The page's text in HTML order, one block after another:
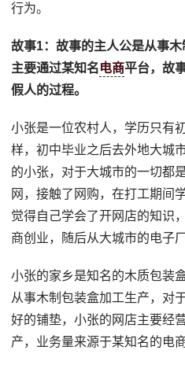
行为。
故事1：故事的主人公是从事
主要通过某知名电商平台，故
假人的过程。
小张是一位农村人，学历只有
样，初中毕业之后去外地大城
的小张，对于大城市的一切都
网，接触了网购，在打工期间
觉得自己学会了开网店的知识
商创业，随后从大城市的电子
小张的家乡是知名的木质包装
从事木制包装盒加工生产，对
好的铺垫，小张的网店主要经
产，业务量来源于某知名的电